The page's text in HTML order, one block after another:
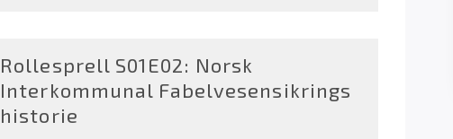
Rollesprell S01E02: Norsk
Interkommunal Fabelvesensikrings
historie